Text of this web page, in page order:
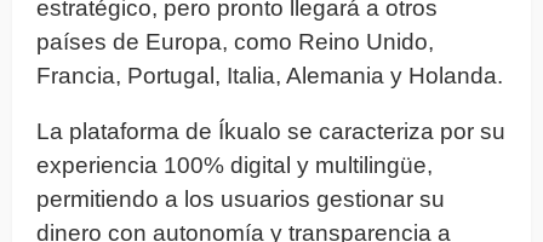
estratégico, pero pronto llegará a otros
países de Europa, como Reino Unido,
Francia, Portugal, Italia, Alemania y Holanda.
La plataforma de Íkualo se caracteriza por su
experiencia 100% digital y multilingüe,
permitiendo a los usuarios gestionar su
dinero con autonomía y transparencia a